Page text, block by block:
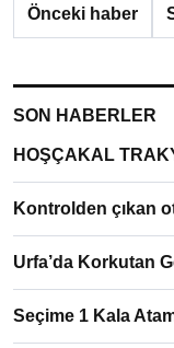
Önceki haber
SON HABERLER
HOŞÇAKAL
Kontrolden çıkan
Urfa’da Korkutan
Seçime 1 Kala